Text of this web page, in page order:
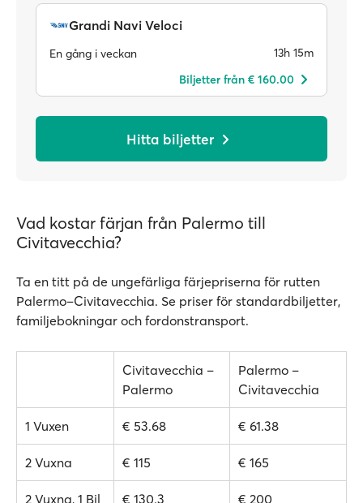
Grandi Navi Veloci
En gång i veckan
13h 15m
Biljetter från € 160.00
Hitta biljetter
Vad kostar färjan från Palermo till
Civitavecchia?
Ta en titt på de ungefärliga färjepriserna för rutten
Palermo–Civitavecchia. Se priser för standardbiljetter,
familjebokningar och fordonstransport.
Civitavecchia –
Palermo
Palermo –
Civitavecchia
1 Vuxen € 53.68 € 61.38
2 Vuxna € 115 € 165
2 Vuxna, 1 Bil € 130.3 € 200